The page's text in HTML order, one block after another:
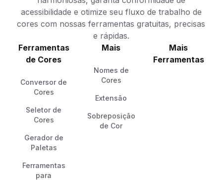
acessibilidade e otimize seu fluxo de trabalho de
cores com nossas ferramentas gratuitas, precisas
e rápidas.
Ferramentas
de Cores
Conversor de
Cores
Seletor de
Cores
Gerador de
Paletas
Ferramentas
para
Mais
Nomes de
Cores
Extensão
Sobreposição
de Cor
Mais
Ferramentas